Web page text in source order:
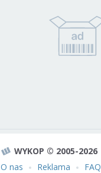
WYKOP © 2005-2026
O nas
Reklama
FAQ